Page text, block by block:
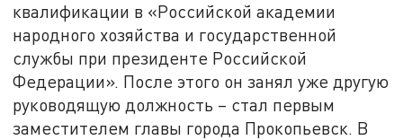
квалификации в «Российской академии
народного хозяйства и государственной
службы при президенте Российской
Федерации». После этого он занял уже другую
руководящую должность – стал первым
заместителем главы города Прокопьевск. В